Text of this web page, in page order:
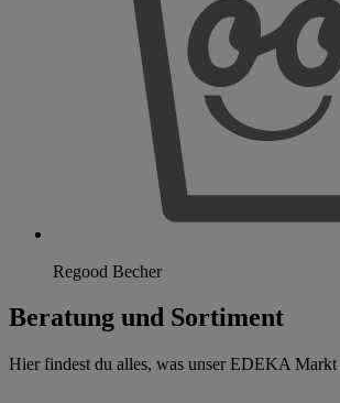
Regood Becher
Beratung und Sortiment
Hier findest du alles, was unser EDEKA Markt